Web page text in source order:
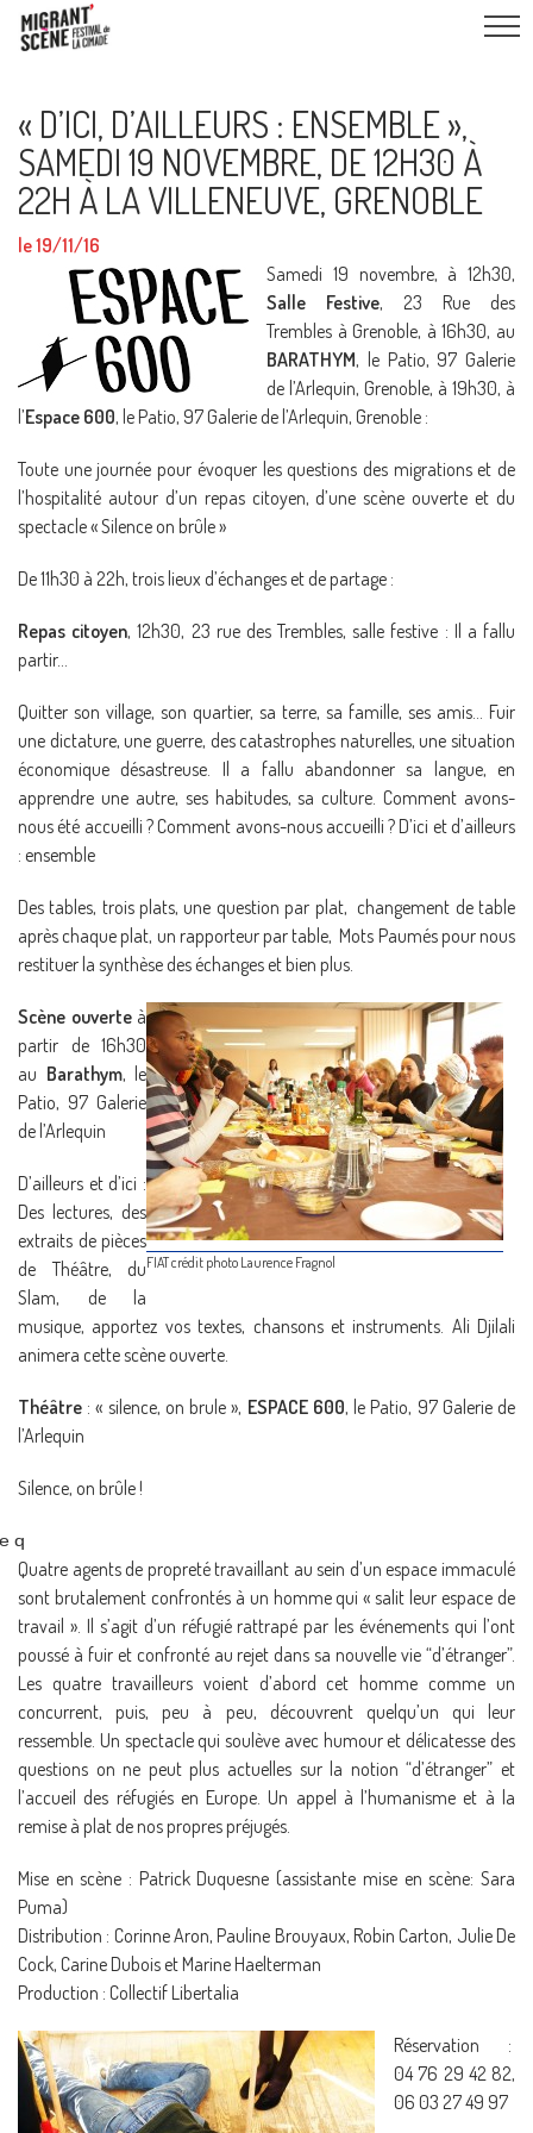
« D’ICI, D’AILLEURS : ENSEMBLE »,
SAMEDI 19 NOVEMBRE, DE 12H30 À
22H À LA VILLENEUVE, GRENOBLE
le 19/11/16
Samedi 19 novembre, à 12h30,
Salle Festive, 23 Rue des
Trembles à Grenoble, à 16h30, au
BARATHYM, le Patio, 97 Galerie
de l’Arlequin, Grenoble, à 19h30, à
l’Espace 600, le Patio, 97 Galerie de l’Arlequin, Grenoble :
Toute une journée pour évoquer les questions des migrations et de
l’hospitalité autour d’un repas citoyen, d’une scène ouverte et du
spectacle « Silence on brûle »
De 11h30 à 22h, trois lieux d’échanges et de partage :
Repas citoyen, 12h30, 23 rue des Trembles, salle festive : Il a fallu
partir…
Quitter son village, son quartier, sa terre, sa famille, ses amis… Fuir
une dictature, une guerre, des catastrophes naturelles, une situation
économique désastreuse. Il a fallu abandonner sa langue, en
apprendre une autre, ses habitudes, sa culture. Comment avons-
nous été accueilli ? Comment avons-nous accueilli ? D’ici et d’ailleurs
: ensemble
Des tables, trois plats, une question par plat, changement de table
après chaque plat, un rapporteur par table, Mots Paumés pour nous
restituer la synthèse des échanges et bien plus.
FIAT crédit photo Laurence Fragnol
Scène ouverteà
partir de 16h30
au Barathym, le
Patio, 97 Galerie
de l’Arlequin
D’ailleurs et d’ici :
Des lectures, des
extraits de pièces
de Théâtre, du
Slam, de la
musique, apportez vos textes, chansons et instruments. Ali Djilali
animera cette scène ouverte.
Théâtre : « silence, on brule », ESPACE 600, le Patio, 97 Galerie de
l’Arlequin
Silence, on brûle !
q
Quatre agents de propreté travaillant au sein d’un espace immaculé
sont brutalement confrontés à un homme qui « salit leur espace de
travail ». Il s’agit d’un réfugié rattrapé par les événements qui l’ont
poussé à fuir et confronté au rejet dans sa nouvelle vie “d’étranger”.
Les quatre travailleurs voient d’abord cet homme comme un
concurrent, puis, peu à peu, découvrent quelqu’un qui leur
ressemble. Un spectacle qui soulève avec humour et délicatesse des
questions on ne peut plus actuelles sur la notion “d’étranger” et
l’accueil des réfugiés en Europe. Un appel à l’humanisme et à la
remise à plat de nos propres préjugés.
Mise en scène : Patrick Duquesne (assistante mise en scène: Sara
Puma)
Distribution : Corinne Aron, Pauline Brouyaux, Robin Carton, Julie De
Cock, Carine Dubois et Marine Haelterman
Production : Collectif Libertalia
Réservation :
04 76 29 42 82,
06 03 27 49 97